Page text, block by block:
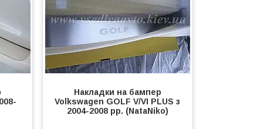
Накладки на бампер
Volkswagen GOLF V/VI PLUS з
2004-2008 рр. (NataNiko)